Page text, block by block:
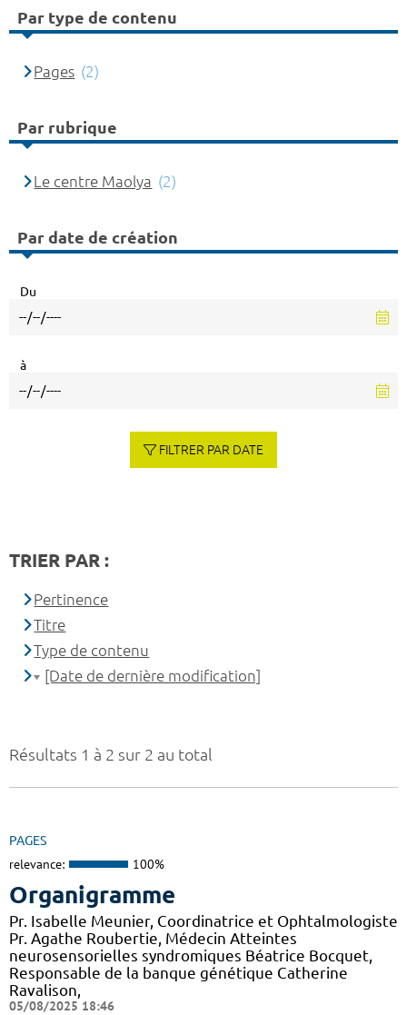
Résultats 1 à 2 sur 2 au total
PAGES
relevance: 100%
Organigramme
Pr. Isabelle Meunier, Coordinatrice et Ophtalmologiste
Pr. Agathe Roubertie, Médecin Atteintes
neurosensorielles syndromiques Béatrice Bocquet,
Responsable de la banque génétique Catherine
Ravalison,
05/08/2025 18:46
Par type de contenu
Pages (2)
Par rubrique
Le centre Maolya (2)
Par date de création
Du
à
FILTRER PAR DATE
TRIER PAR :
Pertinence
Titre
Type de contenu
[Date de dernière modification]